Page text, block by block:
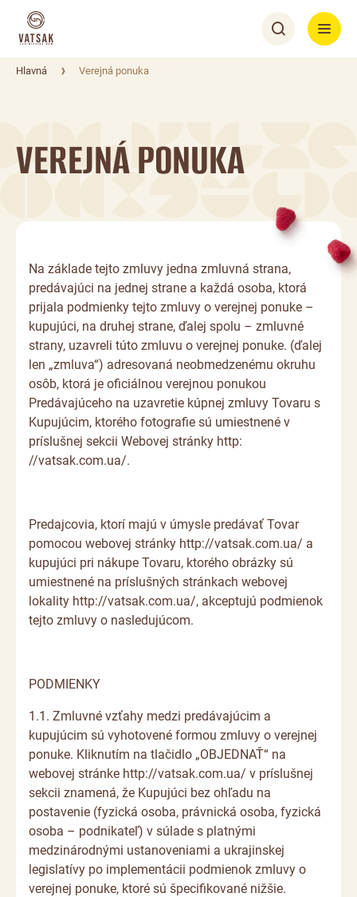
Hlavná Verejná ponuka
VEREJNÁ PONUKA
Na základe tejto zmluvy jedna zmluvná strana,
predávajúci na jednej strane a každá osoba, ktorá
prijala podmienky tejto zmluvy o verejnej ponuke –
kupujúci, na druhej strane, ďalej spolu – zmluvné
strany, uzavreli túto zmluvu o verejnej ponuke. (ďalej
len „zmluva“) adresovaná neobmedzenému okruhu
osôb, ktorá je oficiálnou verejnou ponukou
Predávajúceho na uzavretie kúpnej zmluvy Tovaru s
Kupujúcim, ktorého fotografie sú umiestnené v
príslušnej sekcii Webovej stránky http:
//vatsak.com.ua/.
Predajcovia, ktorí majú v úmysle predávať Tovar
pomocou webovej stránky http://vatsak.com.ua/ a
kupujúci pri nákupe Tovaru, ktorého obrázky sú
umiestnené na príslušných stránkach webovej
lokality http://vatsak.com.ua/, akceptujú podmienok
tejto zmluvy o nasledujúcom.
PODMIENKY
1.1. Zmluvné vzťahy medzi predávajúcim a
kupujúcim sú vyhotovené formou zmluvy o verejnej
ponuke. Kliknutím na tlačidlo „OBJEDNAŤ“ na
webovej stránke http://vatsak.com.ua/ v príslušnej
sekcii znamená, že Kupujúci bez ohľadu na
postavenie (fyzická osoba, právnická osoba, fyzická
osoba – podnikateľ) v súlade s platnými
medzinárodnými ustanoveniami a ukrajinskej
legislatívy po implementácii podmienok zmluvy o
verejnej ponuke, ktoré sú špecifikované nižšie.